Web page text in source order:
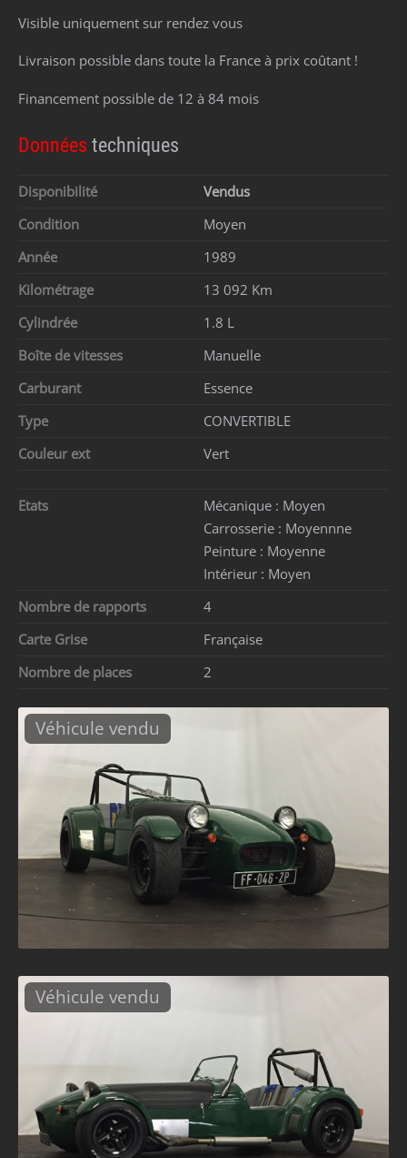
Visible uniquement sur rendez vous
Livraison possible dans toute la France à prix coûtant !
Financement possible de 12 à 84 mois
Données techniques
Disponibilité
Vendus
Condition
Moyen
Année
1989
Kilométrage
13 092 Km
Cylindrée
1.8 L
Boîte de vitesses
Manuelle
Carburant
Essence
Type
CONVERTIBLE
Couleur ext
Vert
Etats Mécanique : Moyen
Carrosserie : Moyennne
Peinture : Moyenne
Intérieur : Moyen
Nombre de rapports
4
Carte Grise
Française
Nombre de places
2
Véhicule vendu
Véhicule vendu